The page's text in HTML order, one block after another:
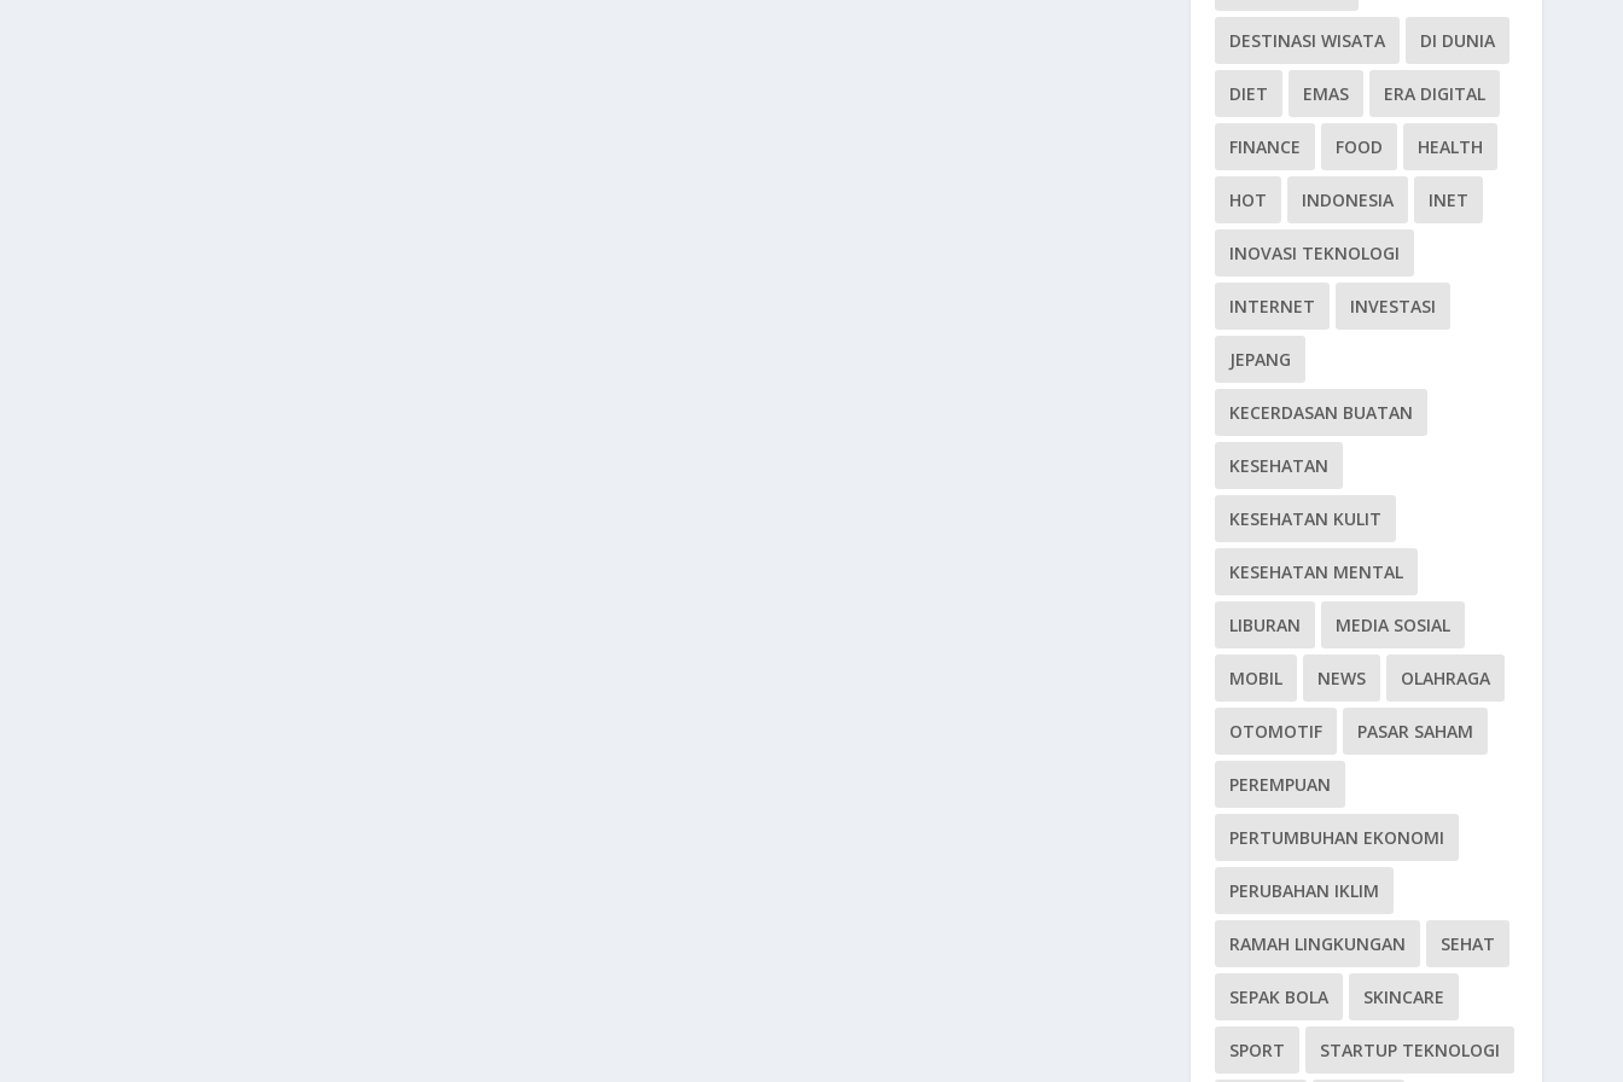
DESTINASI WISATA DI DUNIA
DIET EMAS ERA DIGITAL
FINANCE FOOD HEALTH
HOT INDONESIA INET
INOVASI TEKNOLOGI
INTERNET INVESTASI
JEPANG
KECERDASAN BUATAN
KESEHATAN
KESEHATAN KULIT
KESEHATAN MENTAL
LIBURAN MEDIA SOSIAL
MOBIL NEWS OLAHRAGA
OTOMOTIF PASAR SAHAM
PEREMPUAN
PERTUMBUHAN EKONOMI
PERUBAHAN IKLIM
RAMAH LINGKUNGAN SEHAT
SEPAK BOLA SKINCARE
SPORT STARTUP TEKNOLOGI